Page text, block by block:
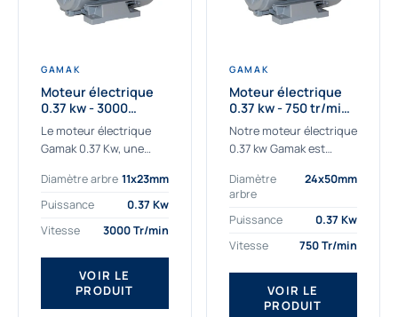
GAMAK
Moteur électrique
0.37 kw - 3000
Tr/min - 230/400v -
Taille 63 - IE2
Le moteur électrique
Gamak 0.37 Kw, une
adaptée à tous types
de machines. Le
triphasé 0.37Kw Gamak
à...
Diamètre arbre 11x23mm
Puissance
0.37 Kw
Vitesse
3000 Tr/min
VOIR LE
PRODUIT
GAMAK
Moteur électrique
0.37 kw - 750 tr/min -
230/400V - IE2
Notre moteur électrique
0.37 kw Gamak est
aux applications
sévères. Nous
déterminons,
fournissons
des moteurs
asynchrones depuis de
nombreuses années....
Diamètre
arbre
24x50mm
Puissance
0.37 Kw
Vitesse
750 Tr/min
VOIR LE
PRODUIT